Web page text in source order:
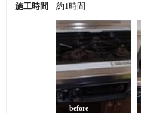
施工時間
約1時間
before